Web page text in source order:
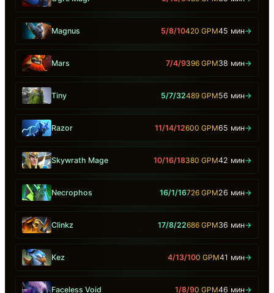
Magnus 5/8/10420 GPM45 мин→
Mars 7/4/9396 GPM38 мин→
Tiny 5/7/32489 GPM56 мин→
Razor 11/14/12600 GPM65 мин→
Skywrath Mage 10/16/18380 GPM42 мин→
Necrophos 16/1/16726 GPM26 мин→
Clinkz 17/8/22686 GPM36 мин→
Kez 4/13/100 GPM41 мин→
Faceless Void 1/8/90 GPM46 мин→